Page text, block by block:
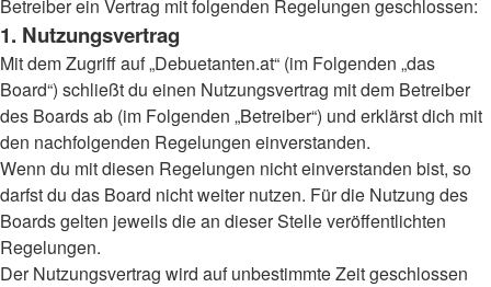
Betreiber ein Vertrag mit folgenden Regelungen geschlossen:
1. Nutzungsvertrag
Mit dem Zugriff auf „Debuetanten.at“ (im Folgenden „das
Board“) schließt du einen Nutzungsvertrag mit dem Betreiber
des Boards ab (im Folgenden „Betreiber“) und erklärst dich mit
den nachfolgenden Regelungen einverstanden.
Wenn du mit diesen Regelungen nicht einverstanden bist, so
darfst du das Board nicht weiter nutzen. Für die Nutzung des
Boards gelten jeweils die an dieser Stelle veröffentlichten
Regelungen.
Der Nutzungsvertrag wird auf unbestimmte Zeit geschlossen